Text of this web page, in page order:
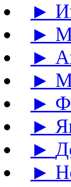
►
►
►
►
►
►
►
►